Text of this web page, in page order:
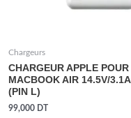
Chargeurs
CHARGEUR APPLE POUR
MACBOOK AIR 14.5V/3.1A
(PIN L)
99,000 DT